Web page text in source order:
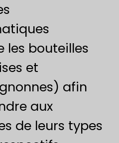
les bouteilles
et
afin
aux
de leurs types